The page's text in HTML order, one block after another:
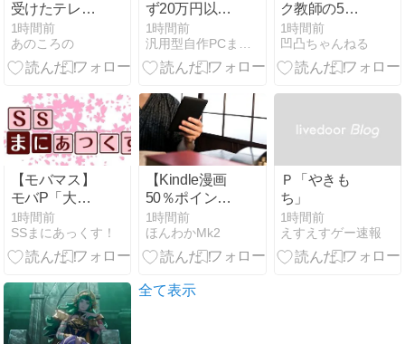
受けたテレビ
のニュース速
報のテロップ
1時間前
あのころの
ず20万円以上
のPCを買いま
す」←これ
1時間前
ク教師の5割
以上「ストレ
スの原因、第
一位がこれ」
1時間前
凹凸ちゃんねる
【モバマス】
モバP「大人
をやるのも難
しい」ぷちか
れ「ﾅｰ」
1時間前
SSまにあっくす！
【Kindle漫画
50％ポイント
還元とか！】
リアル、
ROOKIES、ホ
DEARBOYS、
1時間前
ほんわかMk2
Ｐ「やきも
ち」
1時間前
えすえすゲー速報
全て表示